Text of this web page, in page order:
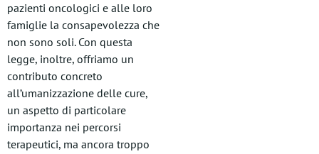
pazienti oncologici e alle loro
famiglie la consapevolezza che
non sono soli. Con questa
legge, inoltre, offriamo un
contributo concreto
all’umanizzazione delle cure,
un aspetto di particolare
importanza nei percorsi
terapeutici, ma ancora troppo